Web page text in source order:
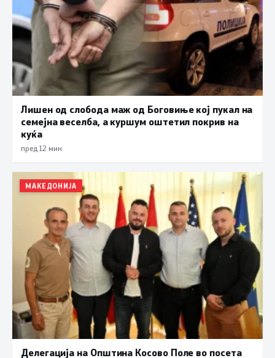
Лишен од слобода маж од Боговиње кој пукал на
семејна веселба, а куршум оштетил покрив на
куќа
пред 12 мин.
МАКЕДОНИЈА
Делегација на Општина Косово Поле во посета